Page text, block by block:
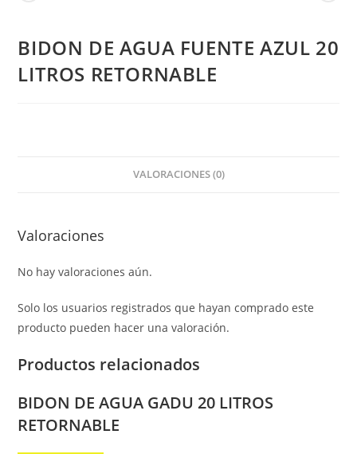
BIDON DE AGUA FUENTE AZUL 20
LITROS RETORNABLE
VALORACIONES (0)
Valoraciones
No hay valoraciones aún.
Solo los usuarios registrados que hayan comprado este
producto pueden hacer una valoración.
Productos relacionados
BIDON DE AGUA GADU 20 LITROS
RETORNABLE